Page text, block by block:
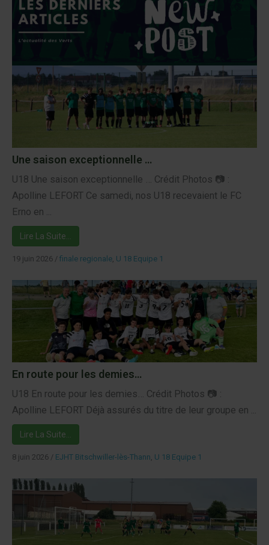
Une saison exceptionnelle …
U18 Une saison exceptionnelle … Crédit Photos 📷 :
Apolline LEFORT Ce samedi, nos U18 recevaient le FC
Erno en ...
Lire La Suite…
19 juin 2026 / finale regionale U 18 Equipe 1
En route pour les demies…
U18 En route pour les demies… Crédit Photos 📷 :
Apolline LEFORT Déjà assurés du titre de leur groupe en ...
Lire La Suite…
8 juin 2026 / EJHT Bitschwiller-lès-Thann U 18 Equipe 1